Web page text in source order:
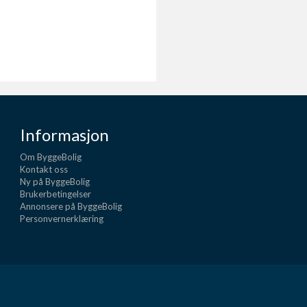
Informasjon
Om ByggeBolig
Kontakt oss
Ny på ByggeBolig
Brukerbetingelser
Annonsere på ByggeBolig
Personvernerklæring